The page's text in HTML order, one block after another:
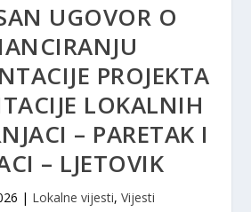
UGOVOR O
PROJEKTA
LOKALNIH
– PARETAK I
– LJETOVIK
| Lokalne vijesti, Vijesti